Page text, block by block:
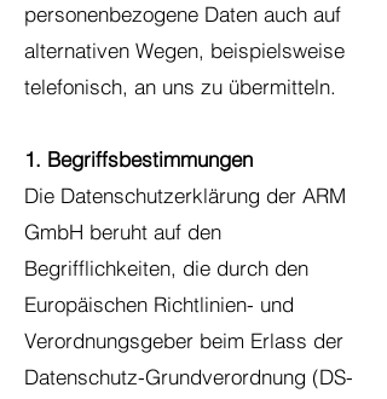
personenbezogene Daten auch auf
alternativen Wegen, beispielsweise
telefonisch, an uns zu übermitteln.
1. Begriffsbestimmungen
Die Datenschutzerklärung der ARM
GmbH beruht auf den
Begrifflichkeiten, die durch den
Europäischen Richtlinien- und
Verordnungsgeber beim Erlass der
Datenschutz-Grundverordnung (DS-